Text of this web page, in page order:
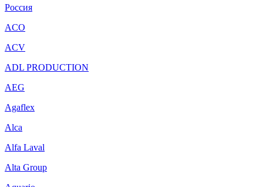
Россия
ACO
ACV
ADL PRODUCTION
AEG
Agaflex
Alca
Alfa Laval
Alta Group